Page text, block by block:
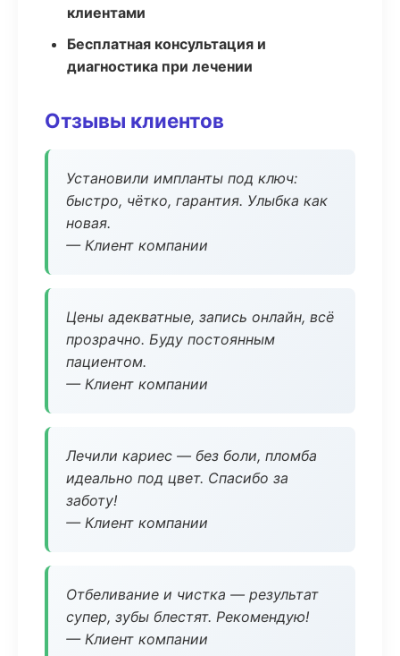
клиентами
Бесплатная консультация и
диагностика при лечении
Отзывы клиентов
Установили импланты под ключ:
быстро, чётко, гарантия. Улыбка как
новая.
— Клиент компании
Цены адекватные, запись онлайн, всё
прозрачно. Буду постоянным
пациентом.
— Клиент компании
Лечили кариес — без боли, пломба
идеально под цвет. Спасибо за
заботу!
— Клиент компании
Отбеливание и чистка — результат
супер, зубы блестят. Рекомендую!
— Клиент компании